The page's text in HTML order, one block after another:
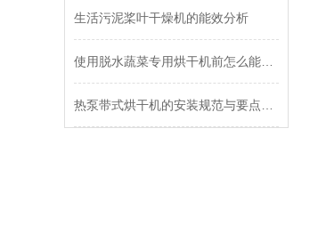
生活污泥桨叶干燥机的能效分析